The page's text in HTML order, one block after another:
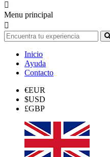

Menu principal

Inicio
Ayuda
Contacto
€EUR
$USD
£GBP